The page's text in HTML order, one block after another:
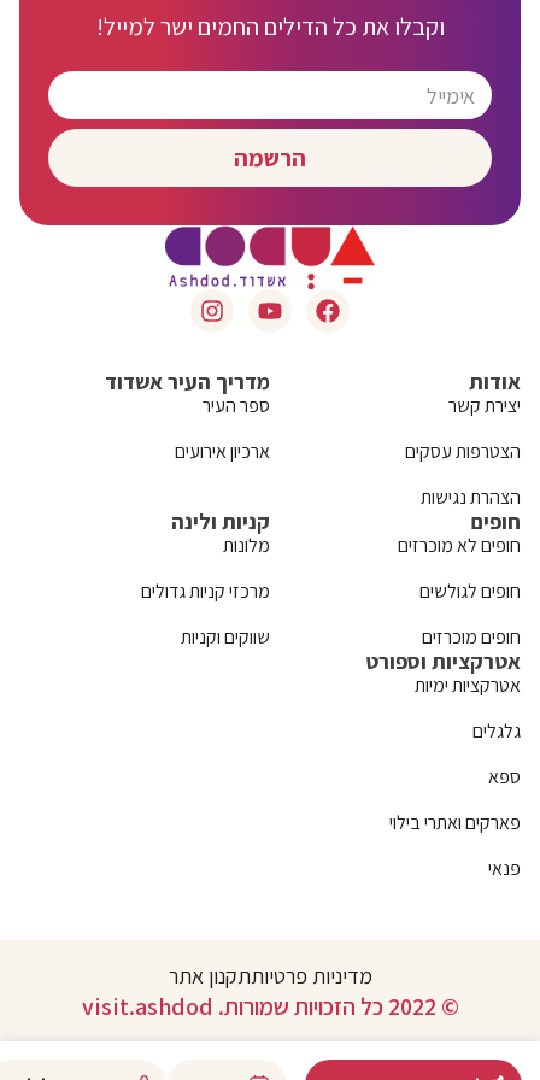
וקבלו את כל הדילים החמים ישר למייל!
הרשמה
אודות
יצירת קשר
הצטרפות עסקים
הצהרת נגישות
מדריך העיר אשדוד
ספר העיר
ארכיון אירועים
חופים
חופים לא מוכרזים
חופים לגולשים
חופים מוכרזים
קניות ולינה
מלונות
מרכזי קניות גדולים
שווקים וקניות
אטרקציות וספורט
אטרקציות ימיות
גלגלים
ספא
פארקים ואתרי בילוי
פנאי
מדיניות פרטיותתקנון אתר
© 2022 כל הזכויות שמורות. visit.ashdod